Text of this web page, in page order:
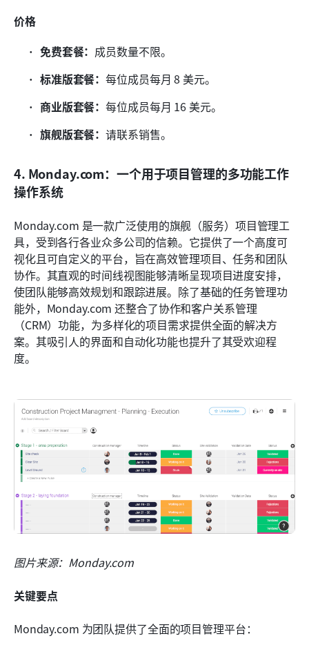
价格
免费套餐： 成员数量不限。
标准版套餐：每位成员每月 8 美元。
商业版套餐：每位成员每月 16 美元。
旗舰版套餐：请联系销售。
4. Monday.com：一个用于项目管理的多功能工作
操作系统
Monday.com 是一款广泛使用的旗舰（服务）项目管理工
具，受到各行各业众多公司的信赖。它提供了一个高度可
视化且可自定义的平台，旨在高效管理项目、任务和团队
协作。其直观的时间线视图能够清晰呈现项目进度安排，
使团队能够高效规划和跟踪进展。除了基础的任务管理功
能外，Monday.com 还整合了协作和客户关系管理
（CRM）功能，为多样化的项目需求提供全面的解决方
案。其吸引人的界面和自动化功能也提升了其受欢迎程
度。
图片来源：Monday.com
关键要点
Monday.com 为团队提供了全面的项目管理平台：